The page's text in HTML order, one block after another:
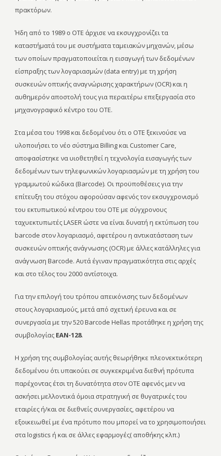
πρακτόρων.
Ήδη από το 1989 ο ΟΤΕ άρχισε να εκσυγχρονίζει τα
καταστήματά του με συστήματα ταμειακών μηχανών, μέσω
των οποίων πραγματοποιείται η εισαγωγή των δεδομένων
είσπραξης των λογαριασμών (data entry) με τη χρήση
συσκευών οπτικής αναγνώρισης χαρακτήρων (OCR) και η
αυθημερόν αποστολή τους για περαιτέρω επεξεργασία στο
μηχανογραφικό κέντρο του ΟΤΕ.
Στα μέσα του 1998 και δεδομένου ότι ο ΟΤΕ ξεκινούσε να
υλοποιήσει το νέο σύστημα Billing και Customer Care,
αποφασίστηκε να υιοθετηθεί η τεχνολογία εισαγωγής των
δεδομένων των τηλεφωνικών λογαριασμών με τη χρήση του
γραμμωτού κώδικα (Barcode). Οι προϋποθέσεις για την
επίτευξη του στόχου αφορούσαν αφενός τον εκσυγχρονισμό
του εκτυπωτικού κέντρου του ΟΤΕ με σύγχρονους
ταχυεκτυπωτές LASER ώστε να είναι δυνατή η εκτύπωση του
barcode στον λογαριασμό, αφετέρου η αντικατάσταση των
συσκευών οπτικής ανάγνωσης (OCR) με άλλες κατάλληλες για
ανάγνωση Barcode. Αυτά έγιναν πραγματικότητα στις αρχές
και στο τέλος του 2000 αντίστοιχα.
Για την επιλογή του τρόπου απεικόνισης των δεδομένων
στους λογαριασμούς, μετά από σχετική έρευνα και σε
συνεργασία με την 520 Barcode Hellas προτάθηκε η χρήση της
συμβολογίας EAN-128.
Η χρήση της συμβολογίας αυτής θεωρήθηκε πλεονεκτικότερη
δεδομένου ότι υπακούει σε συγκεκριμένα διεθνή πρότυπα
παρέχοντας έτσι τη δυνατότητα στον OTE αφενός μεν να
ασκήσει μελλοντικά όμοια στρατηγική σε θυγατρικές του
εταιρίες ή/και σε διεθνείς συνεργασίες, αφετέρου να
εξοικειωθεί με ένα πρότυπο που μπορεί να το χρησιμοποιήσει
στα logistics ή και σε άλλες εφαρμογές( αποθήκης κλπ.)